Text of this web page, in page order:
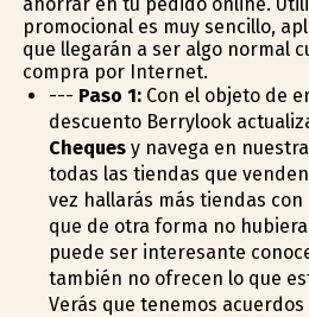
promocional es muy sencillo,
que llegarán a ser algo normal
compra por Internet.
--- Paso 1:Con el objeto de
descuento Berrylook
Chequesy navega en
todas las tiendas que
vez hallarás más tiendas
que de otra forma no
puede ser interesante
también no ofrecen lo que
Verás que tenemos